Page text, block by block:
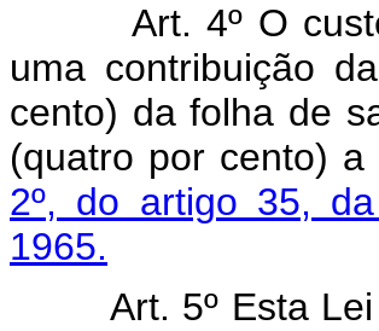
Art. 4º O
uma contribuição
cento) da folha de
(quatro por cento)
2º, do artigo 35,
1965.
Art. 5º Esta